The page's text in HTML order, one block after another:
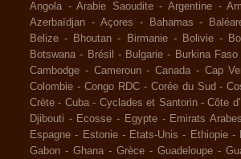
Angola -Arabie Saoudite -Argentine -
Azerbaïdjan - Açores - Bahamas -
Belize - Bhoutan - Birmanie - Bolivie -
Botswana - Brésil - Bulgarie - Burkina Faso
Cambodge - Cameroun - Canada - Cap
Colombie - Congo RDC - Corée du Sud -
Crète - Cuba - Cyclades et Santorin -Côte
Djibouti - Ecosse - Egypte - Emirats
Espagne - Estonie - Etats-Unis - Ethiopie -
Gabon - Ghana - Grèce - Guadeloupe -